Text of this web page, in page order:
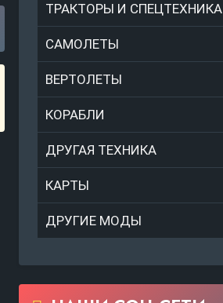
ТРАКТОРЫ И СПЕЦТЕХНИКА
САМОЛЕТЫ
ВЕРТОЛЕТЫ
КОРАБЛИ
ДРУГАЯ ТЕХНИКА
КАРТЫ
ДРУГИЕ МОДЫ